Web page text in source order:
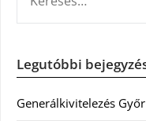
Legutóbbi
Generálkivitelezés